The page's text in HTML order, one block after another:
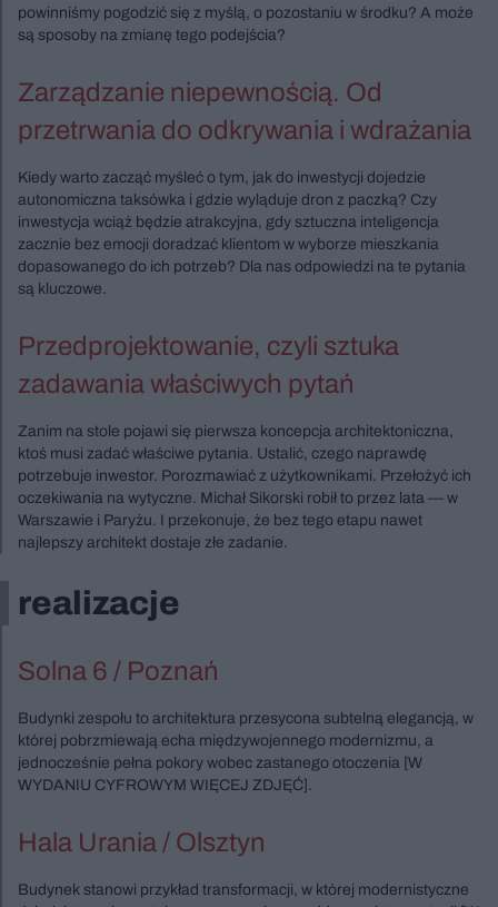
powinniśmy pogodzić się z myślą, o pozostaniu w środku? A może
są sposoby na zmianę tego podejścia?
Zarządzanie niepewnością. Od
przetrwania do odkrywania i wdrażania
Kiedy warto zacząć myśleć o tym, jak do inwestycji dojedzie
autonomiczna taksówka i gdzie wyląduje dron z paczką? Czy
inwestycja wciąż będzie atrakcyjna, gdy sztuczna inteligencja
zacznie bez emocji doradzać klientom w wyborze mieszkania
dopasowanego do ich potrzeb? Dla nas odpowiedzi na te pytania
są kluczowe.
Przedprojektowanie, czyli sztuka
zadawania właściwych pytań
Zanim na stole pojawi się pierwsza koncepcja architektoniczna,
ktoś musi zadać właściwe pytania. Ustalić, czego naprawdę
potrzebuje inwestor. Porozmawiać z użytkownikami. Przełożyć ich
oczekiwania na wytyczne. Michał Sikorski robił to przez lata — w
Warszawie i Paryżu. I przekonuje, że bez tego etapu nawet
najlepszy architekt dostaje złe zadanie.
realizacje
Solna 6 / Poznań
Budynki zespołu to architektura przesycona subtelną elegancją, w
której pobrzmiewają echa międzywojennego modernizmu, a
jednocześnie pełna pokory wobec zastanego otoczenia [W
WYDANIU CYFROWYM WIĘCEJ ZDJĘĆ].
Hala Urania / Olsztyn
Budynek stanowi przykład transformacji, w której modernistyczne